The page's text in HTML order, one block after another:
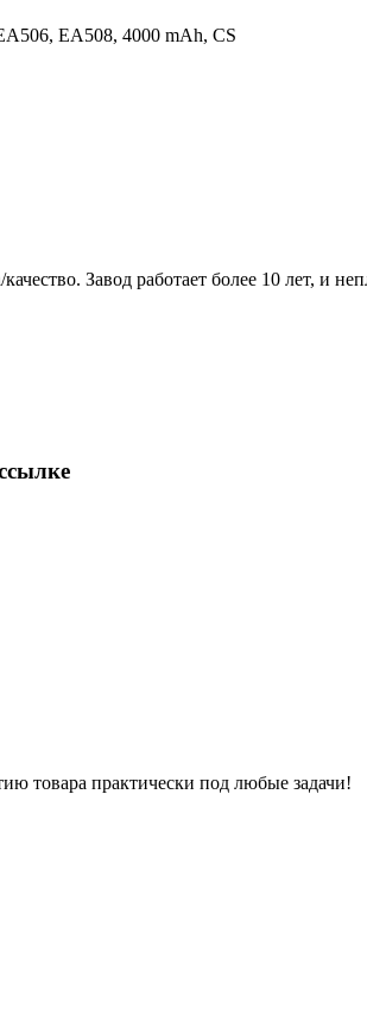
EA508, 4000 mAh, CS
Завод работает более 10 лет, и
товара практически под любые задачи!